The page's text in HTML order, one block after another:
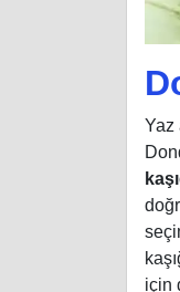
Yaz
için